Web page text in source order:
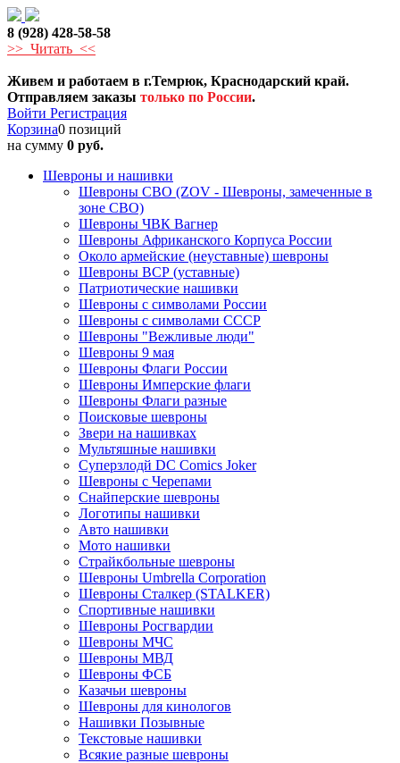
8 (928) 428-58-58
>> Читать <<
Живем и работаем в г.Темрюк, Краснодарский край.
Отправляем заказы только по России.
Войти Регистрация
Корзина0 позиций
на сумму 0 руб.
Шевроны и нашивки
Шевроны СВО (ZOV - Шевроны, замеченные в
зоне СВО)
Шевроны ЧВК Вагнер
Шевроны Африканского Корпуса России
Около армейские (неуставные) шевроны
Шевроны ВСР (уставные)
Патриотические нашивки
Шевроны с символами России
Шевроны с символами СССР
Шевроны "Вежливые люди"
Шевроны 9 мая
Шевроны Флаги России
Шевроны Имперские флаги
Шевроны Флаги разные
Поисковые шевроны
Звери на нашивках
Мультяшные нашивки
Суперзлодй DC Comics Joker
Шевроны с Черепами
Снайперские шевроны
Логотипы нашивки
Авто нашивки
Мото нашивки
Страйкбольные шевроны
Шевроны Umbrella Corporation
Шевроны Сталкер (STALKER)
Спортивные нашивки
Шевроны Росгвардии
Шевроны МЧС
Шевроны МВД
Шевроны ФСБ
Казачьи шевроны
Шевроны для кинологов
Нашивки Позывные
Текстовые нашивки
Всякие разные шевроны